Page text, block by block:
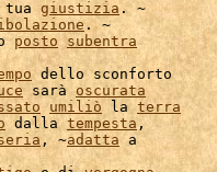
giustizia . ~
. ~
posto
subentra
dello sconforto
sarà oscurata
umiliò la terra
dalla tempesta ,
, ~adatta a